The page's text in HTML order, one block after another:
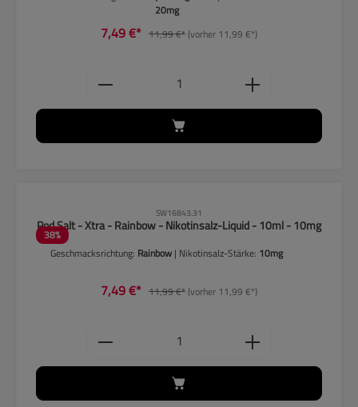
20mg
7,49 €* 11,99 €*(vorher 11,99 €*)
Produkt Anzahl: Gib den
38%
SW16843.31
Pod Salt - Xtra - Rainbow - Nikotinsalz-Liquid - 10ml - 10mg
Geschmacksrichtung: Rainbow | Nikotinsalz-Stärke: 10mg
7,49 €* 11,99 €*(vorher 11,99 €*)
Produkt Anzahl: Gib den